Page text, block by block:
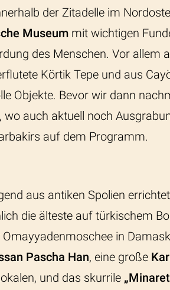
der Zitadelle im
Museum mit wichtigen
des Menschen. Vor allem
Körtik Tepe und aus
Objekte. Bevor wir dann
wo auch aktuell noch
auf dem Programm.
aus antiken Spolien
die älteste auf türkischem
in
Pascha Han, eine große
und das skurrile